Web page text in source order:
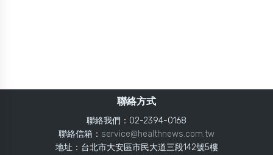
聯絡方式
聯絡我們：02-2394-0168
聯絡信箱： service@healthnews.com.tw
地址：台北市大安區市民大道三段142號5樓